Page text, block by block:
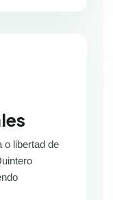
o libertad de